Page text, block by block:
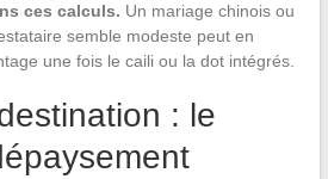
ces calculs. Un mariage chinois ou
semble modeste peut en
une fois le caili ou la dot intégrés.
: le